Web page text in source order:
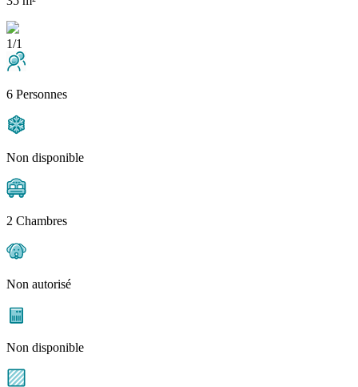
1/1
6 Personnes
Non disponible
2 Chambres
Non autorisé
Non disponible